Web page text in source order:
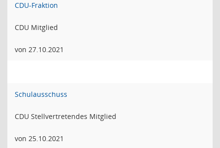
CDU-Fraktion
CDU Mitglied
von 27.10.2021
Schulausschuss
CDU Stellvertretendes Mitglied
von 25.10.2021